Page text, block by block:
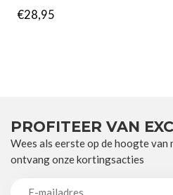
€28,95
PROFITEER VAN
Wees als eerste op de hoogte van
ontvang onze kortingsacties